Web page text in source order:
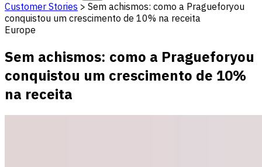
Customer Stories > Sem achismos: como a Pragueforyou
conquistou um crescimento de 10% na receita
Europe
Sem achismos: como a Pragueforyou
conquistou um crescimento de 10%
na receita